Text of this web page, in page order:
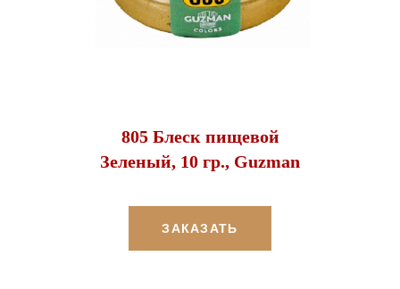
805 Блеск пищевой
Зеленый, 10 гр., Guzman
ЗАКАЗАТЬ